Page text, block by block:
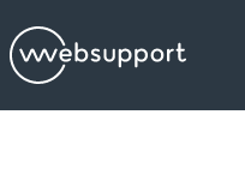
Websupport.cz